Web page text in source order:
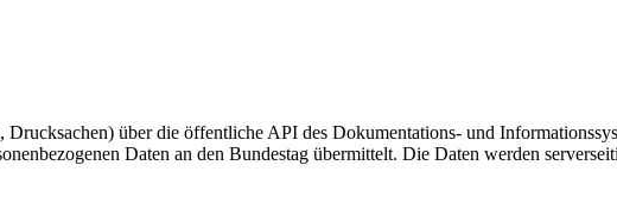
über die öffentliche API des Dokumentations- und
Daten an den Bundestag übermittelt. Die Daten werden